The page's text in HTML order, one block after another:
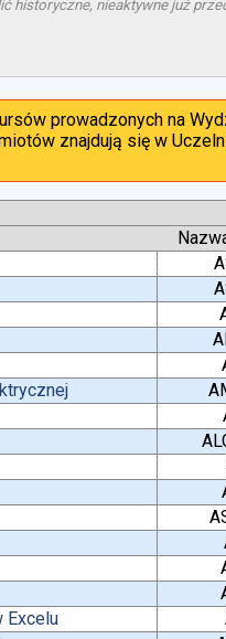
historyczne, nieaktywne już
prowadzonych na
znajdują się w
Excelu